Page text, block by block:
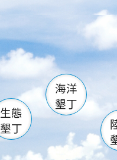
龜山 海生館
恆春
龍鑾潭自
瓊麻館
關山
白砂
生態
墾丁
海洋
墾丁